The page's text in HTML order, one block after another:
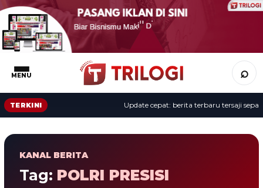
MENU ⌕
TERKINI Update cepat: berita terbaru tersaji
KANAL BERITA
Tag: POLRI PRESISI